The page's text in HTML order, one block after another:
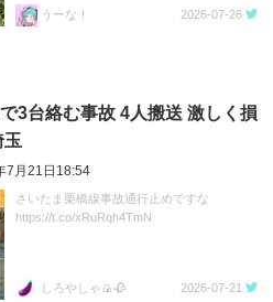
うーな！ 2026-07-26
3台絡む事故 4人搬送 激しく損
玉
7月21日18:54
さいたま栗橋線事故通行止めですな
https://t.co/xRuRqh4TmN
しろやしゃ🍙🥀 2026-07-21